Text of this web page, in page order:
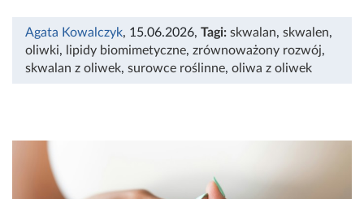
Agata Kowalczyk, 15.06.2026, Tagi: skwalan, skwalen,
oliwki, lipidy biomimetyczne, zrównoważony rozwój,
skwalan z oliwek, surowce roślinne, oliwa z oliwek